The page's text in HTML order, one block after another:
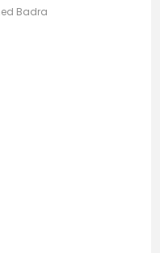
Badra